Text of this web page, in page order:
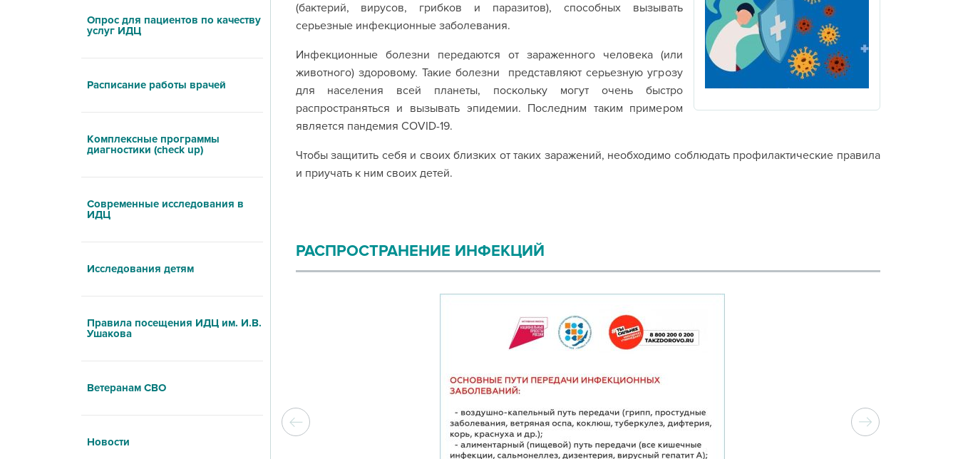
Опрос для пациентов по качеству
услуг ИДЦ
Расписание работы врачей
Комплексные программы
диагностики (check up)
Современные исследования в
ИДЦ
Исследования детям
Правила посещения ИДЦ им. И.В.
Ушакова
Ветеранам СВО
Новости
(бактерий, вирусов, грибков и паразитов), способных вызывать
серьезные инфекционные заболевания.
Инфекционные болезни передаются от зараженного человека (или
животного) здоровому. Такие болезни представляют серьезную угрозу
для населения всей планеты, поскольку могут очень быстро
распространяться и вызывать эпидемии. Последним таким примером
является пандемия COVID-19.
Чтобы защитить себя и своих близких от таких заражений, необходимо соблюдать профилактические правила
и приучать к ним своих детей.
РАСПРОСТРАНЕНИЕ ИНФЕКЦИЙ